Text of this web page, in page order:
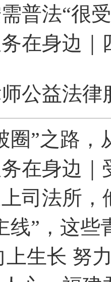
普法“很
在身边
公益法律
圈”之路
在身边
司法所
线”，这些
上生长 努